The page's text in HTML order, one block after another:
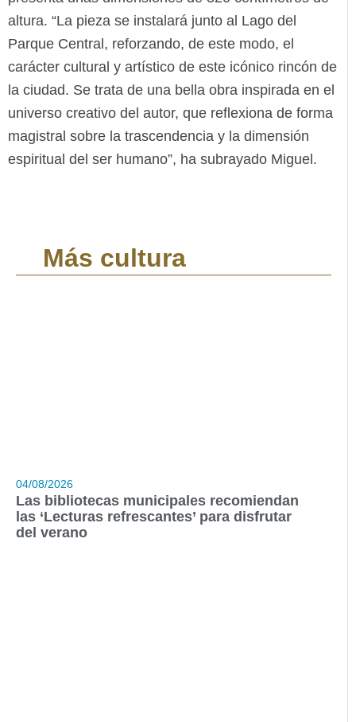
altura. “La pieza se instalará junto al Lago del
Parque Central, reforzando, de este modo, el
carácter cultural y artístico de este icónico rincón de
la ciudad. Se trata de una bella obra inspirada en el
universo creativo del autor, que reflexiona de forma
magistral sobre la trascendencia y la dimensión
espiritual del ser humano”, ha subrayado Miguel.
Más cultura
04/08/2026
Las bibliotecas municipales recomiendan
las ‘Lecturas refrescantes’ para disfrutar
del verano